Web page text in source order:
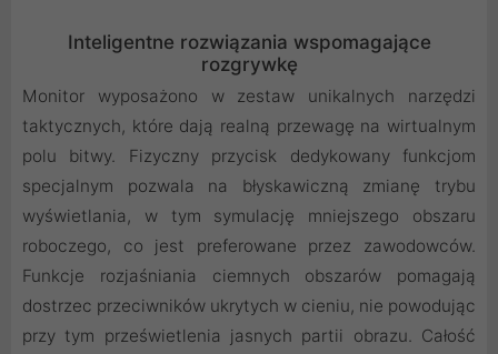
Inteligentne rozwiązania wspomagające
rozgrywkę
Monitor wyposażono w zestaw unikalnych narzędzi
taktycznych, które dają realną przewagę na wirtualnym
polu bitwy. Fizyczny przycisk dedykowany funkcjom
specjalnym pozwala na błyskawiczną zmianę trybu
wyświetlania, w tym symulację mniejszego obszaru
roboczego, co jest preferowane przez zawodowców.
Funkcje rozjaśniania ciemnych obszarów pomagają
dostrzec przeciwników ukrytych w cieniu, nie powodując
przy tym prześwietlenia jasnych partii obrazu. Całość